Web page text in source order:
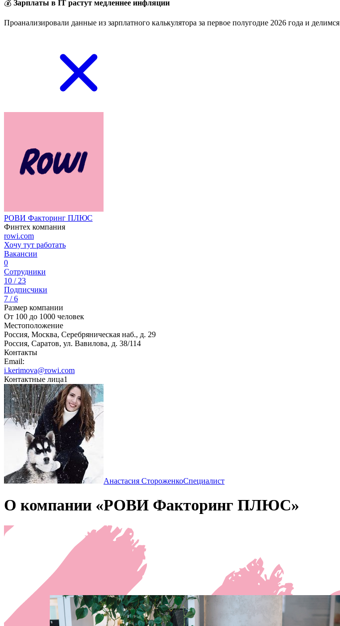
💰 Зарплаты в IT растут медленнее инфляции
Проанализировали данные из зарплатного калькулятора за первое полугодие 2026 года и делимся
РОВИ Факторинг ПЛЮС
Финтех компания
rowi.com
Хочу тут работать
Вакансии
0
Сотрудники
10 / 23
Подписчики
7 / 6
Размер компании
От 100 до 1000 человек
Местоположение
Россия, Москва, Серебряническая наб., д. 29
Россия, Саратов, ул. Вавилова, д. 38/114
Контакты
Email:
i.kerimova@rowi.com
Контактные лица1
Анастасия СтороженкоСпециалист
О компании «РОВИ Факторинг ПЛЮС»